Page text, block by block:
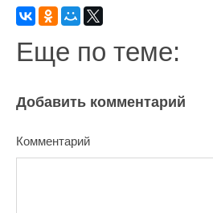
Еще по теме:
Добавить комментарий
Комментарий